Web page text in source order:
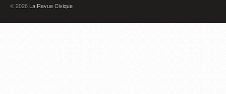
© 2026 La Revue Civique